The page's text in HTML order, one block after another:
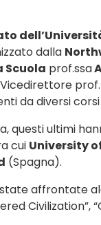
dalla
Scuola prof.ssa
prof.
da diversi
questi ultimi
cui University
(Spagna).
affrontate
Civilization”,